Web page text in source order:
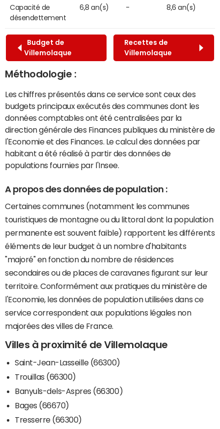
Capacité de
désendettement
6,8 an(s) - 8,6 an(s)
Budget de
Villemolaque
Recettes de
Villemolaque
Méthodologie :
Les chiffres présentés dans ce service sont ceux des
budgets principaux exécutés des communes dont les
données comptables ont été centralisées par la
direction générale des Finances publiques du ministère de
l'Economie et des Finances. Le calcul des données par
habitant a été réalisé à partir des données de
populations fournies par l'Insee.
A propos des données de population :
Certaines communes (notamment les communes
touristiques de montagne ou du littoral dont la population
permanente est souvent faible) rapportent les différents
éléments de leur budget à un nombre d'habitants
"majoré" en fonction du nombre de résidences
secondaires ou de places de caravanes figurant sur leur
territoire. Conformément aux pratiques du ministère de
l'Economie, les données de population utilisées dans ce
service correspondent aux populations légales non
majorées des villes de France.
Villes à proximité de Villemolaque
Saint-Jean-Lasseille (66300)
Trouillas (66300)
Banyuls-dels-Aspres (66300)
Bages (66670)
Tresserre (66300)